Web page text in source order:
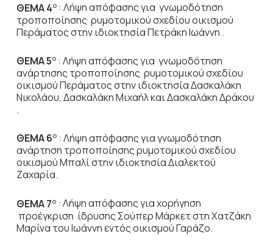
ΘΕΜΑ 4Ο: Λήψη απόφασης για γνωμοδότηση
τροποποίησης ρυμοτομικού σχεδίου οικισμού
Περάματος στην ιδιοκτησία Πετράκη Ιωάννη .
ΘΕΜΑ 5Ο: Λήψη απόφασης για γνωμοδότηση
ανάρτησης τροποποίησης ρυμοτομικού σχεδίου
οικισμού Περάματος στην ιδιοκτησία Δασκαλάκη
Νικολάου, Δασκαλάκη Μιχαήλ και Δασκαλάκη Δράκου
.
ΘΕΜΑ 6Ο: Λήψη απόφασης για γνωμοδότηση
ανάρτηση τροποποίησης ρυμοτομικού σχεδίου
οικισμού Μπαλί στην ιδιοκτησία Διαλεκτού
Ζαχαρία.
ΘΕΜΑ 7Ο: Λήψη απόφασης για χορήγηση
προέγκριση ίδρυσης Σούπερ Μάρκετ στη Χατζάκη
Μαρίνα του Ιωάννη εντός οικισμού Γαράζο.